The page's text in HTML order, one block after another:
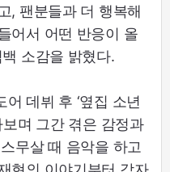
, 팬분들과 더 행복해
어서 어떤 반응이 올
소감을 밝혔다.
데뷔 후 ‘옆집 소년
보며 그간 겪은 감정과
무살 때 음악을 하고